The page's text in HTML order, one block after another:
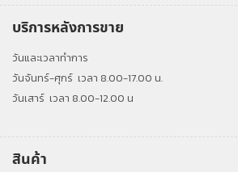
บริการหลังการขาย
วันและเวลาทำการ
วันจันทร์-ศุกร์ เวลา 8.00-17.00 น.
วันเสาร์ เวลา 8.00-12.00 น
สินค้า